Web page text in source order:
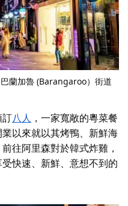
蘭加魯 (Barangaroo）街道
訂八人 ，一家寬敞的粵菜餐
以來就以其烤鴨、新鮮海
往阿里森對於韓式炸雞，
受快速、新鮮、意想不到的